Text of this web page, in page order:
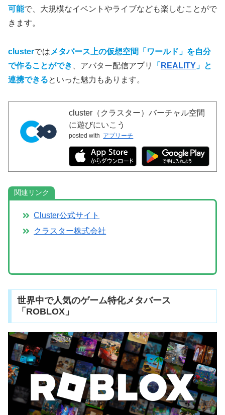
可能で、大規模なイベントやライブなども楽しむことがで
きます。
clusterでは メタバース上の仮想空間「ワールド」を自分
で作ることができ
、アバター配信アプリ 「 REALITY 」と
連携できるといった魅力もあります。
cluster（クラスター）バーチャル空間
に遊びにいこう
posted with アプリーチ
関連リンク
Cluster公式サイト
クラスター株式会社
世界中で人気のゲーム特化メタバース
「ROBLOX」